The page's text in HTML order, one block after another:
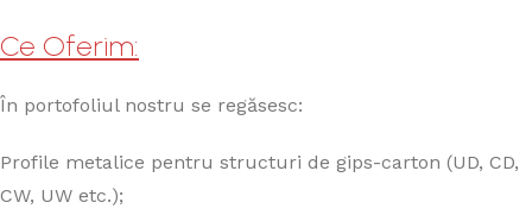
Ce Oferim:
În portofoliul nostru se regăsesc:
Profile metalice pentru structuri de gips-carton (UD, CD,
CW, UW etc.);